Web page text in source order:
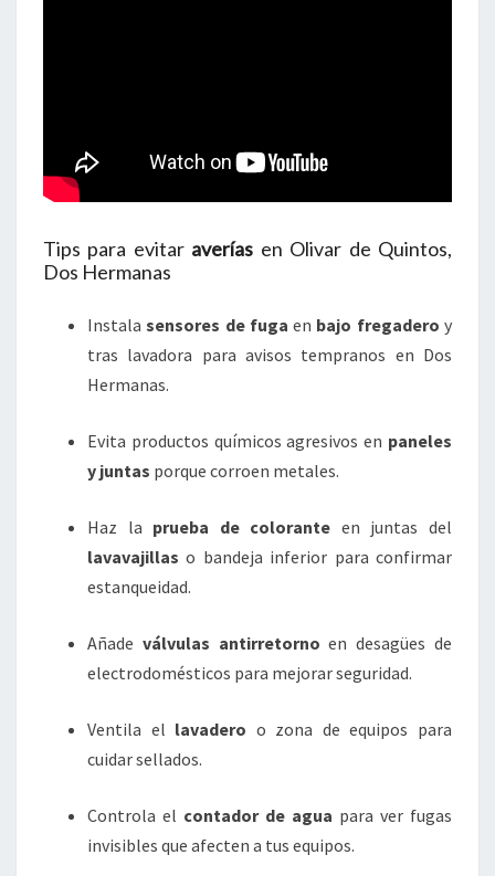
Tips para evitar averías en Olivar de Quintos,
Dos Hermanas
Instalasensores de fuga en bajo fregadero y
tras lavadora para avisos tempranos en Dos
Hermanas.
Evita productos químicos agresivos en paneles
y juntas porque corroen metales.
Haz la prueba de colorante en juntas del
lavavajillas o bandeja inferior para confirmar
estanqueidad.
Añade válvulas antirretorno en desagües de
electrodomésticos para mejorar seguridad.
Ventila el lavadero o zona de equipos para
cuidar sellados.
Controla el contador de agua para ver fugas
invisibles que afecten a tus equipos.